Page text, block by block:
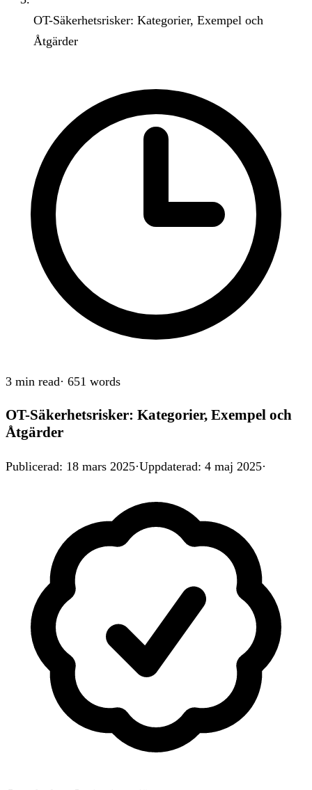
OT-Säkerhetsrisker: Kategorier, Exempel och
Åtgärder
3 min read· 651 words
OT-Säkerhetsrisker: Kategorier, Exempel och
Åtgärder
Publicerad: 18 mars 2025·Uppdaterad: 4 maj 2025·